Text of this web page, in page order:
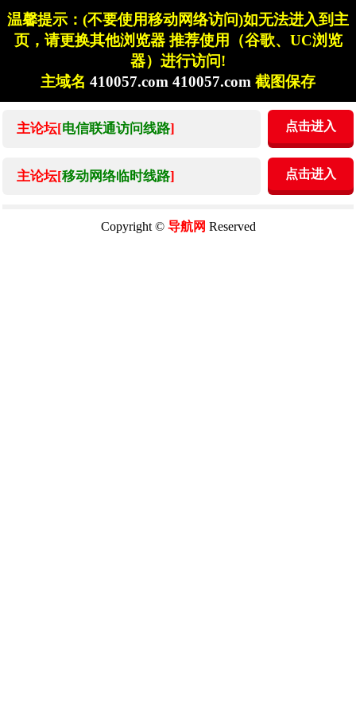
温馨提示：(不要使用移动网络访问)如无法进入到主
页，请更换其他浏览器 推荐使用（谷歌、UC浏览
器）进行访问!
主域名 410057.com 410057.com 截图保存
主论坛[电信联通访问线路] 点击进入
主论坛[移动网络临时线路] 点击进入
Copyright © 导航网 Reserved